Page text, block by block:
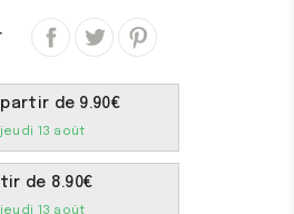
de 9.90€
13 août
de 8.90€
13 août